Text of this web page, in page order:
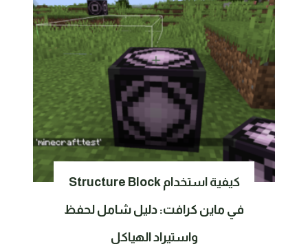
كيفية استخدام Structure Block
في ماين كرافت: دليل شامل لحفظ
واستيراد الهياكل